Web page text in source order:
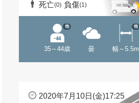
死亡(0) 負傷(1)
35～44歳
他
曇 幅～5.5m
他
2020年7月10日(金)17:25